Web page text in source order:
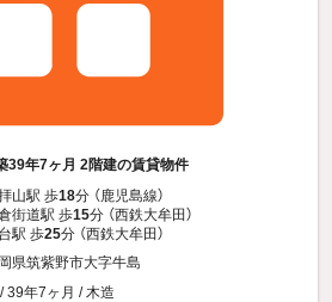
39年7ヶ月 2階建の賃貸物件
山駅 歩18分 （鹿児島線）
街道駅 歩15分 （西鉄大牟田）
駅 歩25分 （西鉄大牟田）
県筑紫野市大字牛島
39年7ヶ月 / 木造